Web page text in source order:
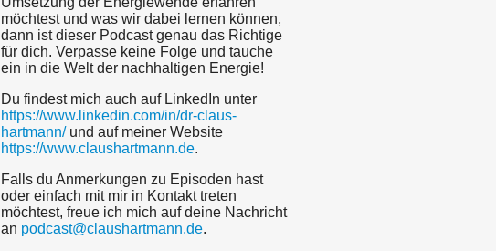
möchtest und was wir dabei lernen können,
dann ist dieser Podcast genau das Richtige
für dich. Verpasse keine Folge und tauche
ein in die Welt der nachhaltigen Energie!
Du findest mich auch auf LinkedIn unter
https://www.linkedin.com/in/dr-claus-
hartmann/und auf meiner Website
https://www.claushartmann.de.
Falls du Anmerkungen zu Episoden hast
oder einfach mit mir in Kontakt treten
möchtest, freue ich mich auf deine Nachricht
an podcast@claushartmann.de.